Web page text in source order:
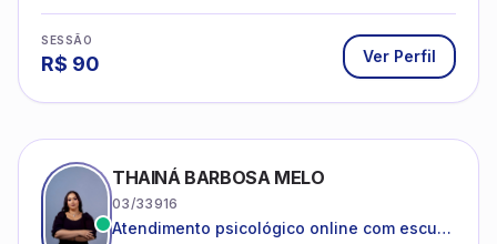
SESSÃO
R$ 90 Ver Perfil
THAINÁ BARBOSA MELO
03/33916
Atendimento psicológico online com escuta